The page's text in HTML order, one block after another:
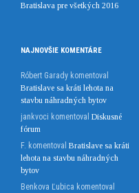
Bratislava pre všetkých 2016
NAJNOVŠIE KOMENTÁRE
Róbert Garady komentoval
Bratislave sa kráti lehota na
stavbu náhradných bytov
jankvoci komentoval Diskusné
fórum
F. komentoval Bratislave sa kráti
lehota na stavbu náhradných
bytov
Benkova Ľubica komentoval